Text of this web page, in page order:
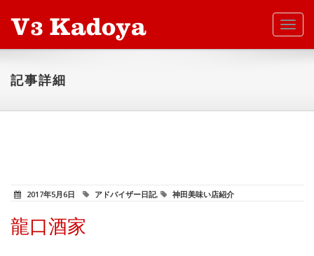
記事詳細
2017年5月6日 アドバイザー日記, 神田美味い店紹介
龍口酒家